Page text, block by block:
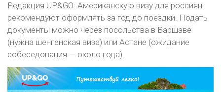
Редакция UP&GO: Американскую визу для россиян
рекомендуют оформлять за год до поездки. Подать
документы можно через посольства в Варшаве
(нужна шенгенская виза) или Астане (ожидание
собеседования — около года).